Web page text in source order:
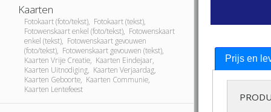
Kaarten
Fotokaart (foto/tekst), Fotokaart (tekst),
Fotowenskaart enkel (foto/tekst), Fotowenskaart
enkel (tekst), Fotowenskaart gevouwen
(foto/tekst), Fotowenskaart gevouwen (tekst),
Kaarten Vrije Creatie, Kaarten Eindejaar,
Kaarten Uitnodiging, Kaarten Verjaardag,
Kaarten Geboorte, Kaarten Communie,
Kaarten Lentefeest
Prijs en